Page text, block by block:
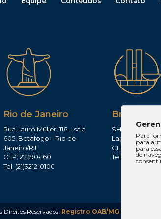
Rio de Janeiro
Rua Lauro Müller, 116 – sala
605, Botafogo – Rio de
Janeiro/RJ
CEP: 22290-160
Tel: (21)3212-0100
Brasília
SHIS QI 11,
Lago Sul –
CEP: 71625-300
Tel: (61)3224-
Reservados. Registro OAB/MG 293
Para
para
para
de